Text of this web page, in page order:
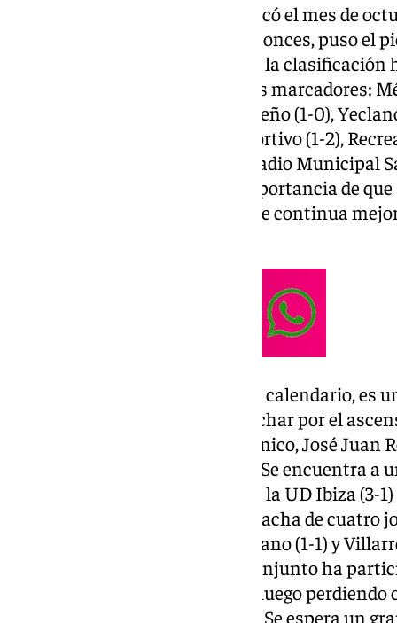
La escuadra blanquiverde arrancó el mes de
campo del Hércules y, desde entonces, puso el
caer más y ascendió puestos en la
posición gracias a los siguientes marcadores:
Alcoyano (1-1), Atlético Sanluqueño (1-0),
Madrid Castilla (1-2), Betis Deportivo (1-2),
(1-2). El último triunfo en el Estadio Municipal
entrenador, pero remarcó la importancia de
detalles dentro de ese proceso de continua
Ceuta, el rival en la 17ª fecha del calendario,
estar en puestos cabeceros y luchar por el
real por la experiencia de su técnico, José Juan
integrantes del plantel caballa. Se encuentra a
off de ascenso y en el envite con la UD Ibiza
para poner punto y final a una racha de cuatro
empates con Mérida (1-1), Alcoyano (1-1) y
la AD Alcorcón. Además, este conjunto ha
ganando primero al Xerez CD y luego
División frente a Osasuna (2-3). Se espera un